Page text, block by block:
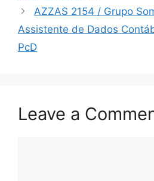
AZZAS 2154 / Grupo
Assistente de Dados
PcD
Leave a